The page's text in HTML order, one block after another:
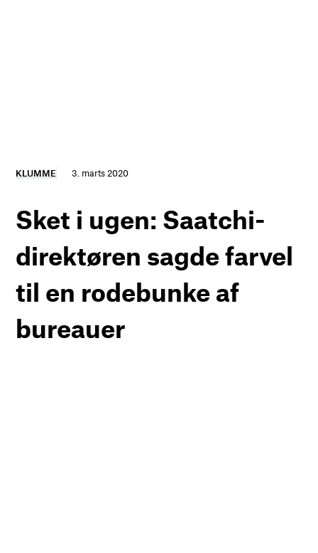
KLUMME 3. marts 2020
Sket i ugen: Saatchi-
direktøren sagde farvel
til en rodebunke af
bureauer